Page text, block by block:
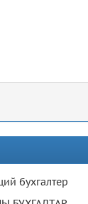
бухгалтер